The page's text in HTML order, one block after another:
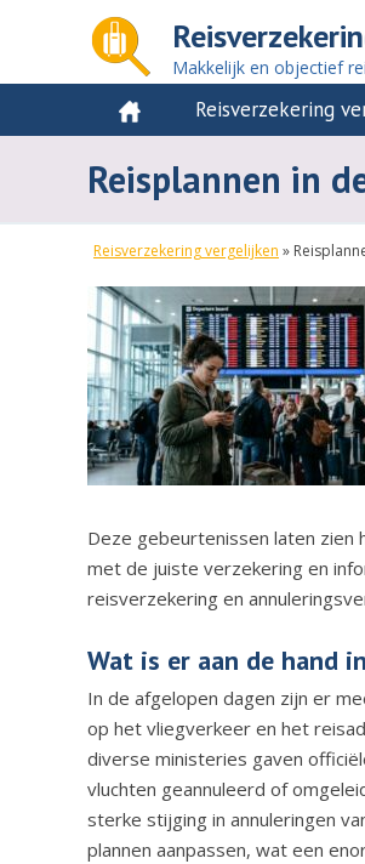
Makkelijk en objectief
Reisverzekering
Reisplannen in
Reisverzekering vergelijken »
Deze gebeurtenissen laten zien
met de juiste verzekering en
reisverzekering en
Wat is er aan de hand
In de afgelopen dagen zijn er
op het vliegverkeer en het
diverse ministeries gaven
vluchten geannuleerd of
sterke stijging in annuleringen
plannen aanpassen, wat een